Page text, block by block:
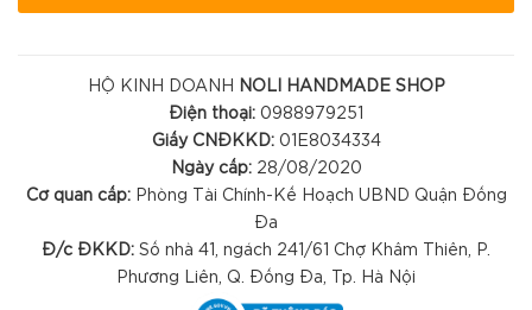
HỘ KINH DOANH
NOLI HANDMADE SHOP
Điện thoại: 0988979251
Giấy CNĐKKD:01E8034334
Ngày cấp:28/08/2020
Cơ quan cấp:Phòng Tài Chính-Kế Hoạch UBND Quận Đống
Đa
Đ/c ĐKKD: Số nhà 41, ngách 241/61 Chợ Khâm Thiên, P.
Phương Liên, Q. Đống Đa, Tp. Hà Nội